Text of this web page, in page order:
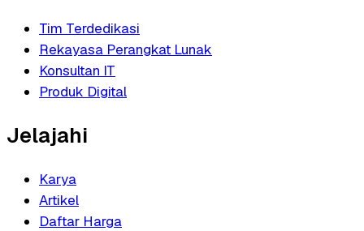
Tim Terdedikasi
Rekayasa Perangkat Lunak
Konsultan IT
Produk Digital
Jelajahi
Karya
Artikel
Daftar Harga